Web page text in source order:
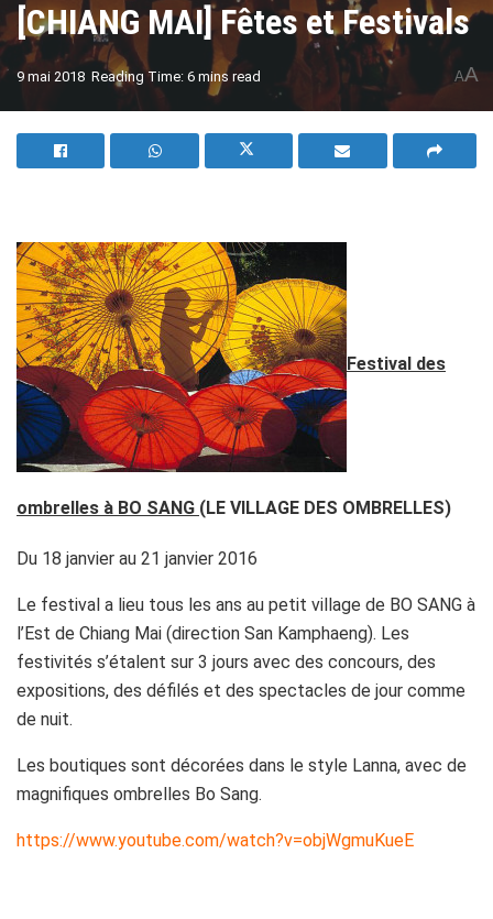
[CHIANG MAI] Fêtes et Festivals
9 mai 2018 Reading Time: 6 mins read AA
Festival des
ombrelles à BO SANG (LE VILLAGE DES OMBRELLES)
Du 18 janvier au 21 janvier 2016
Le festival a lieu tous les ans au petit village de BO SANG à
l’Est de Chiang Mai (direction San Kamphaeng). Les
festivités s’étalent sur 3 jours avec des concours, des
expositions, des défilés et des spectacles de jour comme
de nuit.
Les boutiques sont décorées dans le style Lanna, avec de
magnifiques ombrelles Bo Sang.
https://www.youtube.com/watch?v=objWgmuKueE